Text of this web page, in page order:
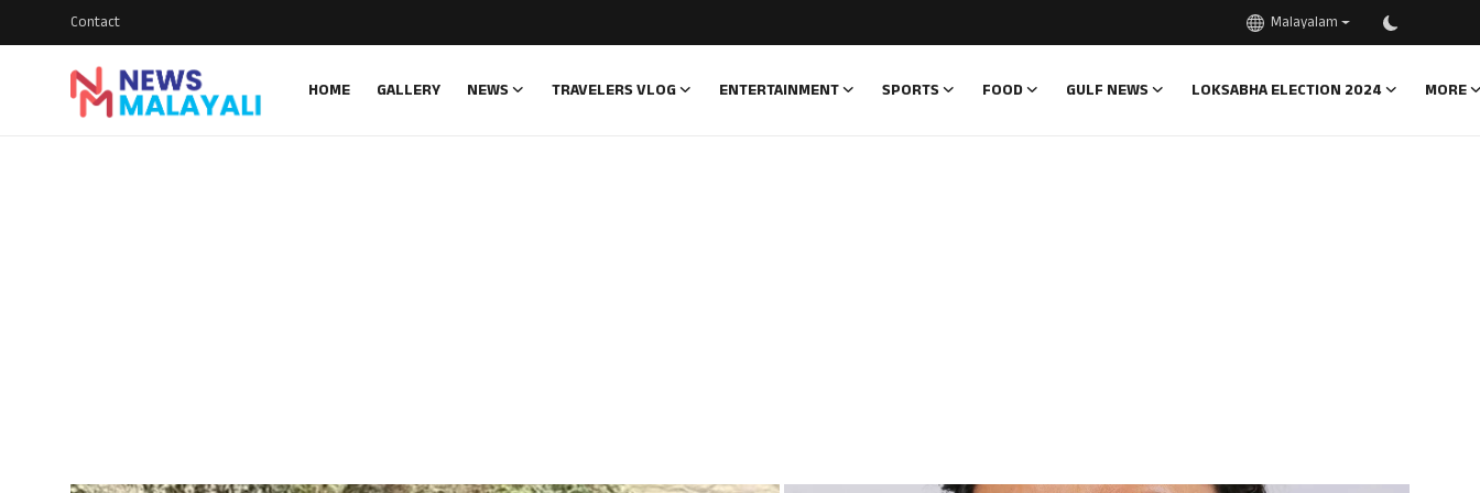
Contact Malayalam
HOME GALLERY NEWS TRAVELERS VLOG ENTERTAINMENT SPORTS FOOD GULF NEWS LOKSABHA ELECTION 2024 MORE